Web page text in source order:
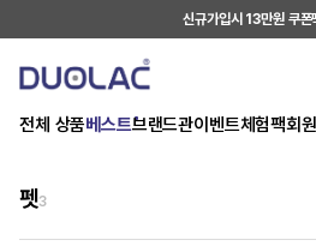
신규가입시 13만원 쿠폰
전체 상품베스트브랜드관이벤트체험팩회
펫3